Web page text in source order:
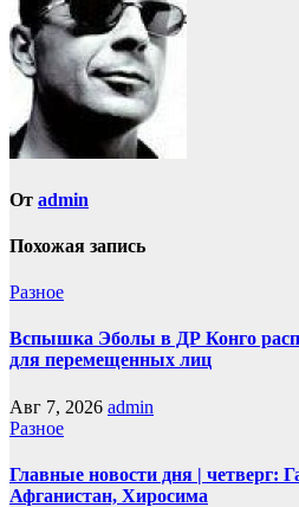
От admin
Похожая запись
Разное
Вспышка Эболы в ДР Конго
для перемещенных лиц
Авг 7, 2026 admin
Разное
Главные новости дня | четверг:
Афганистан, Хиросима